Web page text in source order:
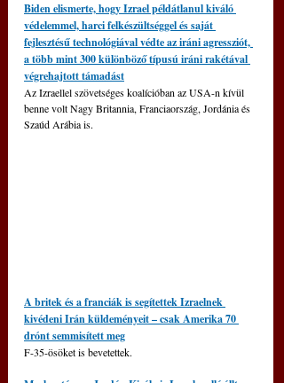
Biden elismerte, hogy Izrael példátlanul kiváló
védelemmel, harci felkészültséggel és saját
fejlesztésű technológiával védte az iráni agressziót,
a több mint 300 különböző típusú iráni rakétával
végrehajtott támadást
Az Izraellel szövetséges koalícióban az USA-n kívül
benne volt Nagy Britannia, Franciaország, Jordánia és
Szaúd Arábia is.
A britek és a franciák is segítettek Izraelnek
kivédeni Irán küldeményeit – csak Amerika 70
drónt semmisített meg
F-35-ösöket is bevetettek.